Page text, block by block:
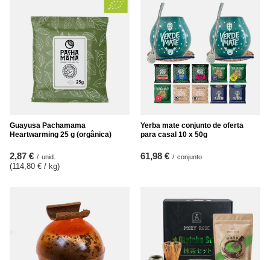
Guayusa Pachamama
Heartwarming 25 g (orgânica)
2,87 € / unid.
(114,80 € / kg)
Yerba mate conjunto de oferta
para casal 10 x 50g
61,98 € / conjunto